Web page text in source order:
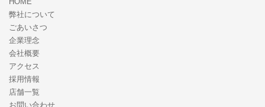
弊社について
ごあいさつ
企業理念
会社概要
アクセス
採用情報
店舗一覧
お問い合わせ